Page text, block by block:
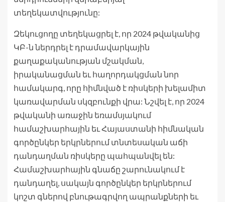
տեղեկատվությունը:
Զեկուցողը տեղեկացրել է, որ 2024 թվականից
ԿԲ-ն ներդրել է դրամավարկային
քաղաքականության մշակման,
իրականացման եւ հաղորդակցման նոր
համակարգ, որը հիմնված է ռիսկերի խելամիտ
կառավարման սկզբունքի վրա: Նշվել է, որ 2024
թվականի առաջին եռամսյակում
համաշխարհային եւ Հայաստանի հիմնական
գործընկեր երկրներում տնտեսական աճի
դանդաղման ռիսկերը պահպանվել են:
Համաշխարհային գնաճը շարունակում է
դանդաղել, սակայն գործընկեր երկրներում
կոշտ գներով բնութագրվող ապրանքների եւ